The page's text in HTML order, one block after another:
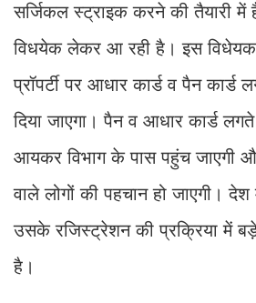
सर्जिकल स्ट्राइक करने की तैयारी
विधयेक लेकर आ रही है। इस
प्रॉपर्टी पर आधार कार्ड व पैन कार्ड
दिया जाएगा। पैन व आधार कार्ड
आयकर विभाग के पास पहुंच जाएगी
वाले लोगों की पहचान हो जाएगी।
उसके रजिस्ट्रेशन की प्रक्रिया में बड़े
है।